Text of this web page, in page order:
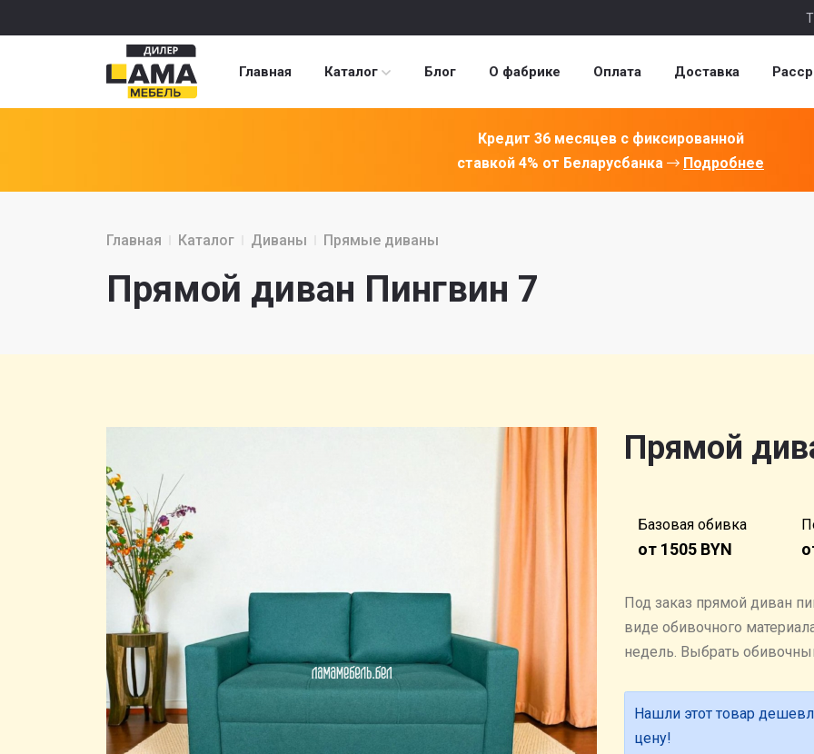
Главная Каталог Блог О фабрике Оплата Доставка
Кредит 36 месяцев с фиксированной
ставкой 4% от Беларусбанка
Подробнее
Главная Каталог Диваны Прямые диваны
Прямой диван Пингвин 7
Прямой
Базовая обивка
от 1505 BYN
Под заказ прямой диван
виде обивочного
недель. Выбрать
Нашли этот товар
цену!